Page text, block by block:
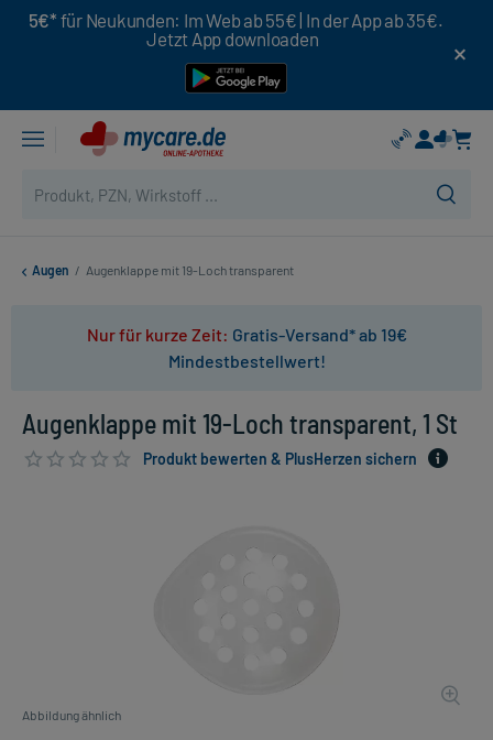
5€* für Neukunden: Im Web ab 55€ | In der App ab 35€.
Jetzt App downloaden
Augen / Augenklappe mit 19-Loch transparent
Nur für kurze Zeit: Gratis-Versand* ab 19€
Mindestbestellwert!
Augenklappe mit 19-Loch transparent, 1 St
Produkt bewerten & PlusHerzen sichern
Abbildung ähnlich